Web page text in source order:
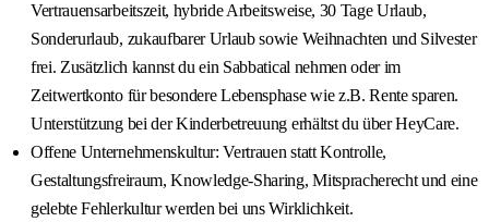
Vertrauensarbeitszeit, hybride Arbeitsweise, 30 Tage Urlaub,
Sonderurlaub, zukaufbarer Urlaub sowie Weihnachten und Silvester
frei. Zusätzlich kannst du ein Sabbatical nehmen oder im
Zeitwertkonto für besondere Lebensphase wie z.B. Rente sparen.
Unterstützung bei der Kinderbetreuung erhältst du über HeyCare.
Offene Unternehmenskultur: Vertrauen statt Kontrolle,
Gestaltungsfreiraum, Knowledge-Sharing, Mitspracherecht und eine
gelebte Fehlerkultur werden bei uns Wirklichkeit.